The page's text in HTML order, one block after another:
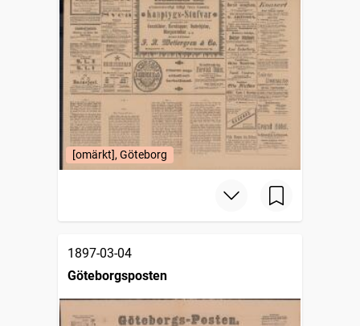
[omärkt], Göteborg
1897-03-04
Göteborgsposten